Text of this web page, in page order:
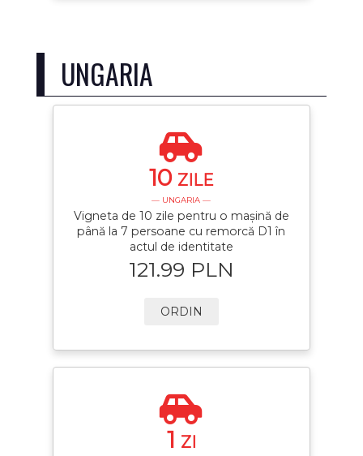
UNGARIA
10 ZILE
— UNGARIA —
Vigneta de 10 zile pentru o mașină de
până la 7 persoane cu remorcă D1 în
actul de identitate
121.99 PLN
ORDIN
1 ZI